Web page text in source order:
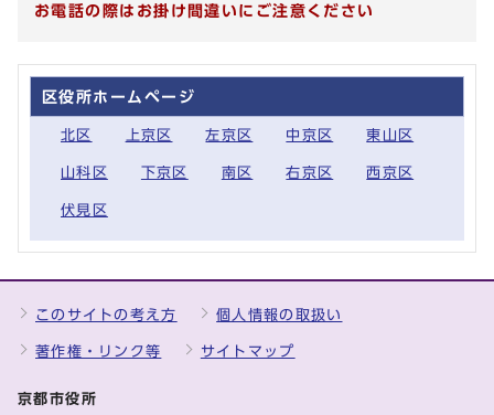
お電話の際はお掛け間違いにご注意ください
区役所ホームページ
北区 上京区 左京区 中京区 東山区
山科区 下京区 南区 右京区 西京区
伏見区
このサイトの考え方 個人情報の取扱い
著作権・リンク等 サイトマップ
京都市役所